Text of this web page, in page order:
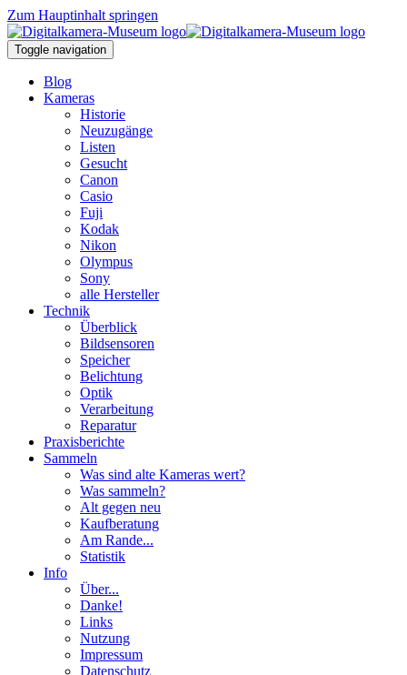
Zum Hauptinhalt springen
Toggle navigation
Blog
Kameras
Historie
Neuzugänge
Listen
Gesucht
Canon
Casio
Fuji
Kodak
Nikon
Olympus
Sony
alle Hersteller
Technik
Überblick
Bildsensoren
Speicher
Belichtung
Optik
Verarbeitung
Reparatur
Praxisberichte
Sammeln
Was sind alte Kameras wert?
Was sammeln?
Alt gegen neu
Kaufberatung
Am Rande...
Statistik
Info
Über...
Danke!
Links
Nutzung
Impressum
Datenschutz